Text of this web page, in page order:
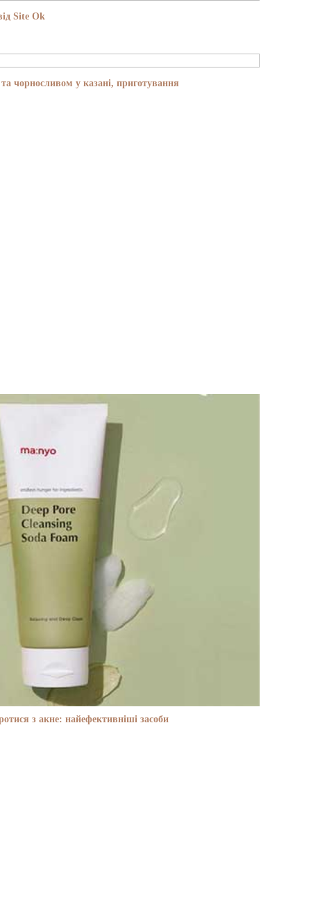
Site Ok
чорносливом у казані, приготування
з акне: найефективніші засоби